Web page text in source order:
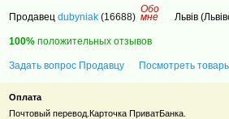
Продавецdubyniak (16688)
Обо
мне Львів
100% положительных отзывов
Задать вопрос Продавцу Посмотреть
Оплата
Почтовый перевод.Карточка ПриватБанка.